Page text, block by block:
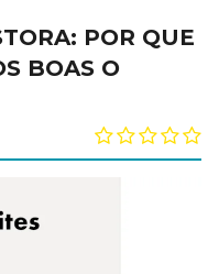
POR QUE
BOAS O